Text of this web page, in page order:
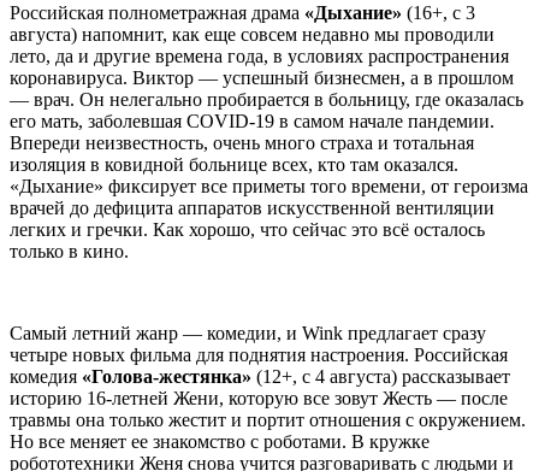
Российская полнометражная драма «Дыхание» (16+, с 3
августа) напомнит, как еще совсем недавно мы проводили
лето, да и другие времена года, в условиях распространения
коронавируса. Виктор — успешный бизнесмен, а в прошлом
— врач. Он нелегально пробирается в больницу, где оказалась
его мать, заболевшая COVID-19 в самом начале пандемии.
Впереди неизвестность, очень много страха и тотальная
изоляция в ковидной больнице всех, кто там оказался.
«Дыхание» фиксирует все приметы того времени, от героизма
врачей до дефицита аппаратов искусственной вентиляции
легких и гречки. Как хорошо, что сейчас это всё осталось
только в кино.
Самый летний жанр — комедии, и Wink предлагает сразу
четыре новых фильма для поднятия настроения. Российская
комедия «Голова-жестянка» (12+, с 4 августа) рассказывает
историю 16-летней Жени, которую все зовут Жесть — после
травмы она только жестит и портит отношения с окружением.
Но все меняет ее знакомство с роботами. В кружке
робототехники Женя снова учится разговаривать с людьми и